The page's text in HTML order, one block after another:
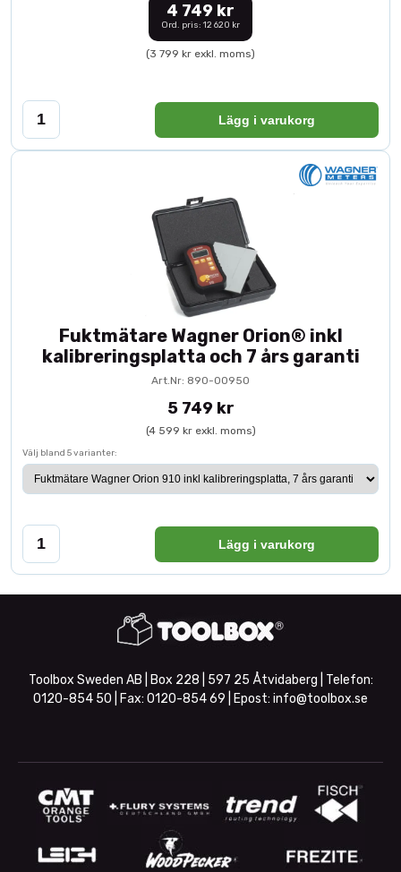
4 749 kr
Ord. pris: 12 620 kr
(3 799 kr exkl. moms)
Lägg i varukorg
Fuktmätare Wagner Orion® inkl
kalibreringsplatta och 7 års garanti
Art.Nr: 890-00950
5 749 kr
(4 599 kr exkl. moms)
Välj bland 5 varianter:
Lägg i varukorg
Toolbox Sweden AB | Box 228 | 597 25 Åtvidaberg | Telefon:
0120-854 50 | Fax: 0120-854 69 | Epost: info@toolbox.se